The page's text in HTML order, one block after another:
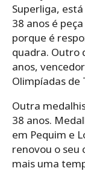
Superliga,
38 anos é
porque é
quadra. Outro
anos,
Olimpíadas de
Outra
38 anos.
em Pequim e
renovou o seu
mais uma